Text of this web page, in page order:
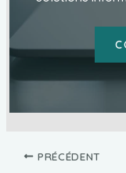
PRÉCÉDENT